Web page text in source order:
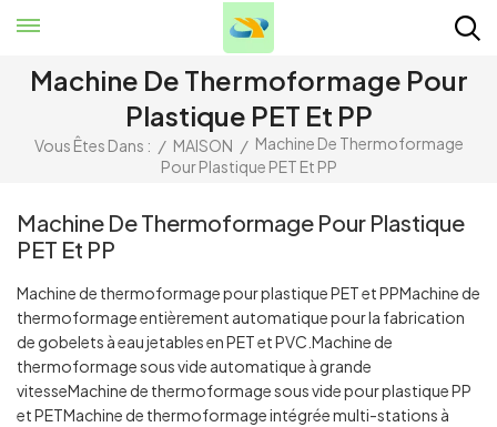
Machine De Thermoformage Pour
Plastique PET Et PP
Vous Êtes Dans : / MAISON / Machine De Thermoformage
Pour Plastique PET Et PP
Machine De Thermoformage Pour Plastique
PET Et PP
Machine de thermoformage pour plastique PET et PPMachine de
thermoformage entièrement automatique pour la fabrication
de gobelets à eau jetables en PET et PVC.Machine de
thermoformage sous vide automatique à grande
vitesseMachine de thermoformage sous vide pour plastique PP
et PETMachine de thermoformage intégrée multi-stations à